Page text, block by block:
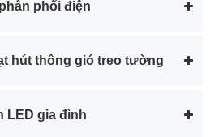
phối điện
hút thông gió treo tường
LED gia đình